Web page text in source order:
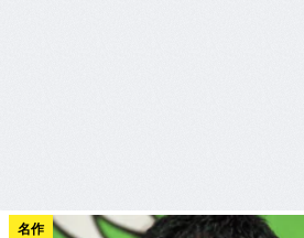
名作